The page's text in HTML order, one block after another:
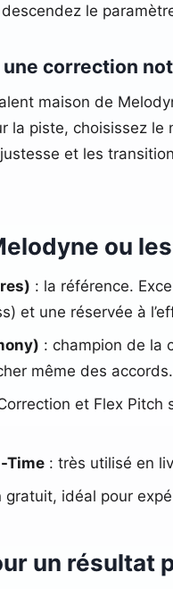
le
correction
maison de
la piste, choisissez le
et les
ou
: la référence.
et une réservée à
: champion de la
même des
et Flex Pitch
Time: très utilisé en
gratuit, idéal pour
un résultat